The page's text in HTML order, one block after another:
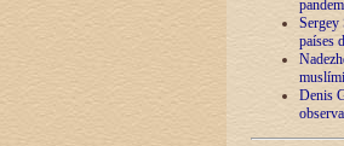
Sergey
países
Denis